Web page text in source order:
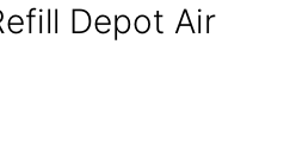
Depot Air